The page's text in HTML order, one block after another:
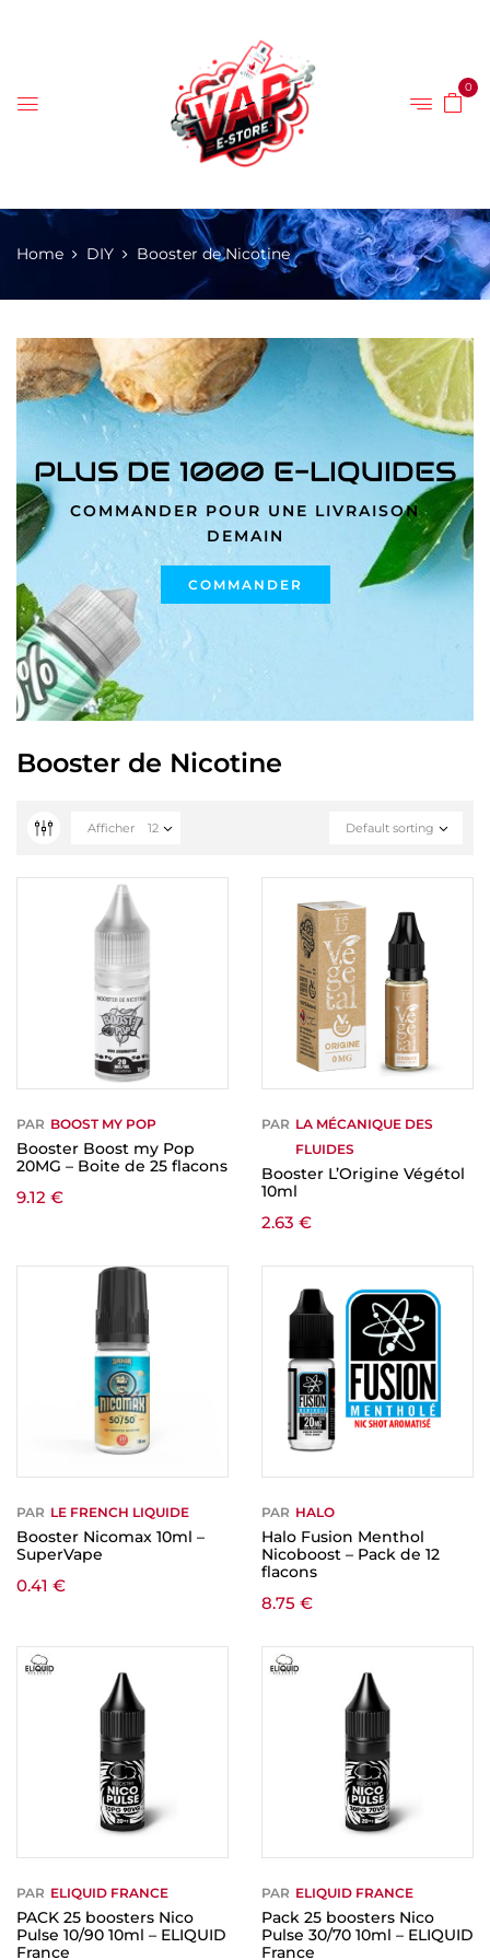
0
Home DIY Booster de Nicotine
PLUS DE 1000 E-LIQUIDES
COMMANDER POUR UNE LIVRAISON
DEMAIN
COMMANDER
Booster de Nicotine
Default sorting
Afficher 12
PAR BOOST MY POP
Booster Boost my Pop
20MG – Boite de 25 flacons
9.12 €
PAR LA MÉCANIQUE DES
FLUIDES
Booster L’Origine Végétol
10ml
2.63 €
PAR LE FRENCH LIQUIDE
Booster Nicomax 10ml –
SuperVape
0.41 €
PAR HALO
Halo Fusion Menthol
Nicoboost – Pack de 12
flacons
8.75 €
PAR ELIQUID FRANCE
PACK 25 boosters Nico
Pulse 10/90 10ml – ELIQUID
France
PAR ELIQUID FRANCE
Pack 25 boosters Nico
Pulse 30/70 10ml – ELIQUID
France